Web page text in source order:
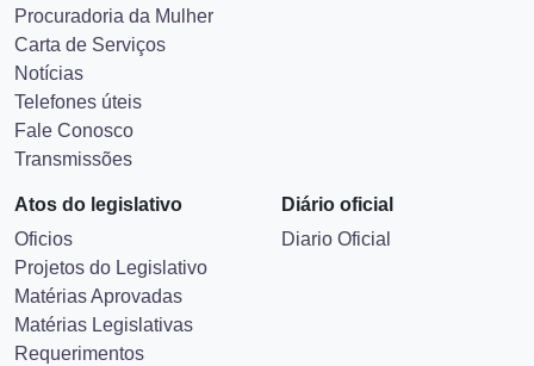
Procuradoria da Mulher
Carta de Serviços
Notícias
Telefones úteis
Fale Conosco
Transmissões
Atos do legislativo
Oficios
Projetos do Legislativo
Matérias Aprovadas
Matérias Legislativas
Requerimentos
Diário oficial
Diario Oficial